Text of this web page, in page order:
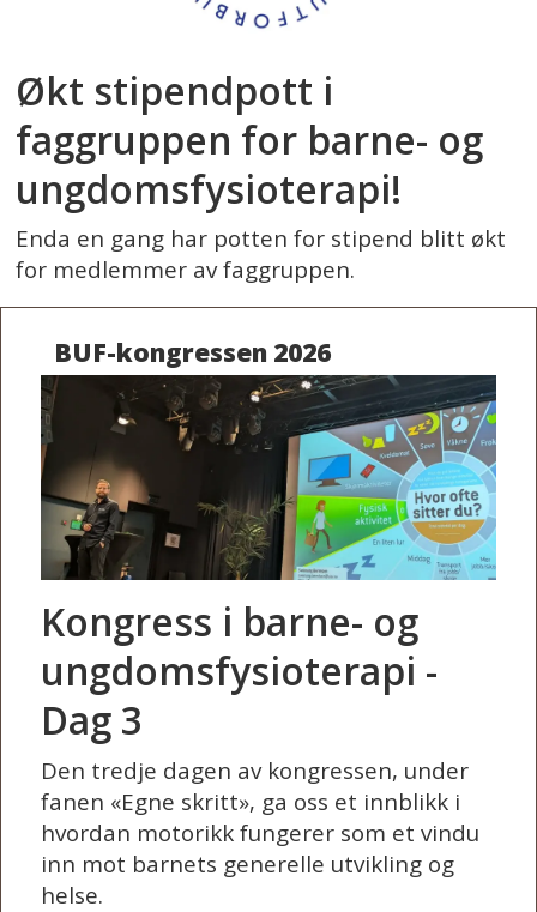
Økt stipendpott i
faggruppen for barne- og
ungdomsfysioterapi!
Enda en gang har potten for stipend blitt økt
for medlemmer av faggruppen.
BUF-kongressen 2026
Kongress i barne- og
ungdomsfysioterapi -
Dag 3
Den tredje dagen av kongressen, under
fanen «Egne skritt», ga oss et innblikk i
hvordan motorikk fungerer som et vindu
inn mot barnets generelle utvikling og
helse.